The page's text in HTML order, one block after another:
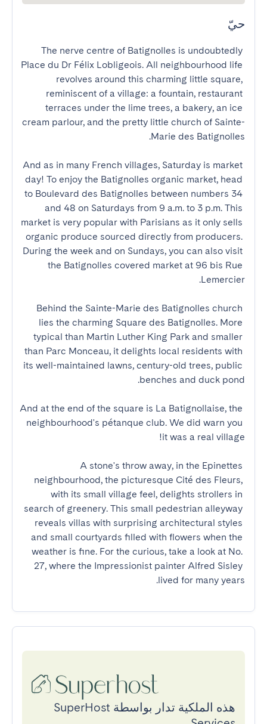
حيّ
The nerve centre of Batignolles is undoubtedly
Place du Dr Félix Lobligeois. All neighbourhood life
revolves around this charming little square,
reminiscent of a village: a fountain, restaurant
terraces under the lime trees, a bakery, an ice
cream parlour, and the pretty little church of Sainte-
And as in many French villages, Saturday is market
day! To enjoy the Batignolles organic market, head
to Boulevard des Batignolles between numbers 34
and 48 on Saturdays from 9 a.m. to 3 p.m. This
market is very popular with Parisians as it only sells
organic produce sourced directly from producers.
During the week and on Sundays, you can also visit
the Batignolles covered market at 96 bis Rue
Behind the Sainte-Marie des Batignolles church
lies the charming Square des Batignolles. More
typical than Martin Luther King Park and smaller
than Parc Monceau, it delights local residents with
its well-maintained lawns, century-old trees, public
And at the end of the square is La Batignollaise, the
neighbourhood's pétanque club. We did warn you
A stone's throw away, in the Epinettes
neighbourhood, the picturesque Cité des Fleurs,
with its small village feel, delights strollers in
search of greenery. This small pedestrian alleyway
reveals villas with surprising architectural styles
and small courtyards filled with flowers when the
weather is fine. For the curious, take a look at No.
27, where the Impressionist painter Alfred Sisley
lived for many years.
هذه الملكية تدار بواسطة SuperHost